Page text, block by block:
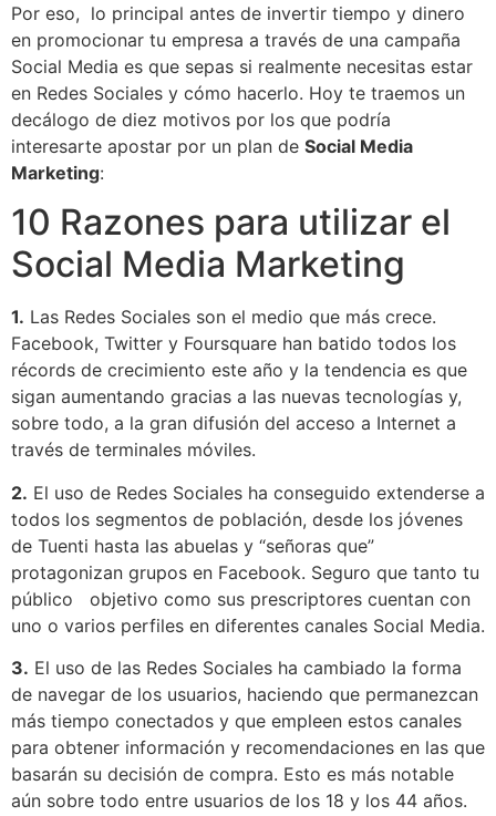
Por eso, lo principal antes de invertir tiempo y dinero
en promocionar tu empresa a través de una campaña
Social Media es que sepas si realmente necesitas estar
en Redes Sociales y cómo hacerlo. Hoy te traemos un
decálogo de diez motivos por los que podría
interesarte apostar por un plan de Social Media
Marketing:
10 Razones para utilizar el
Social Media Marketing
1. Las Redes Sociales son el medio que más crece.
Facebook, Twitter y Foursquare han batido todos los
récords de crecimiento este año y la tendencia es que
sigan aumentando gracias a las nuevas tecnologías y,
sobre todo, a la gran difusión del acceso a Internet a
través de terminales móviles.
2. El uso de Redes Sociales ha conseguido extenderse a
todos los segmentos de población, desde los jóvenes
de Tuenti hasta las abuelas y “señoras que”
protagonizan grupos en Facebook. Seguro que tanto tu
público objetivo como sus prescriptores cuentan con
uno o varios perfiles en diferentes canales Social Media.
3. El uso de las Redes Sociales ha cambiado la forma
de navegar de los usuarios, haciendo que permanezcan
más tiempo conectados y que empleen estos canales
para obtener información y recomendaciones en las que
basarán su decisión de compra. Esto es más notable
aún sobre todo entre usuarios de los 18 y los 44 años.